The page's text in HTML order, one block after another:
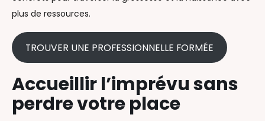
plus de ressources.
TROUVER UNE PROFESSIONNELLE FORMÉE
Accueillir l’imprévu sans
perdre votre place